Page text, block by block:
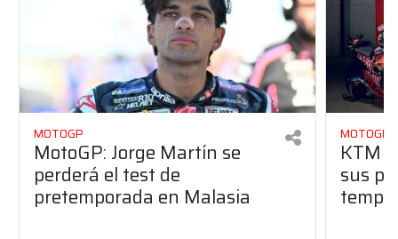
MOTOGP
MotoGP: Jorge Martín se
perderá el test de
pretemporada en Malasia
MOTOGP
KTM
sus